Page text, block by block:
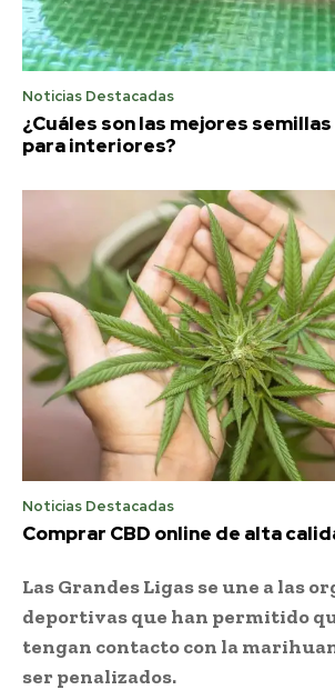
Noticias Destacadas
¿Cuáles son las mejores
para interiores?
Noticias Destacadas
Comprar CBD online de alta
Las Grandes Ligas se une a las
deportivas que han permitido
tengan contacto con la
ser penalizados.